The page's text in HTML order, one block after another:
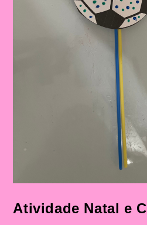
Atividade Natal e